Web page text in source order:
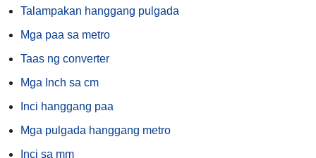
Talampakan hanggang pulgada
Mga paa sa metro
Taas ng converter
Mga Inch sa cm
Inci hanggang paa
Mga pulgada hanggang metro
Inci sa mm